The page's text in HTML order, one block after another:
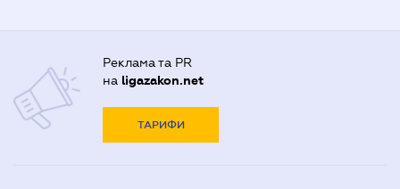
Реклама та PR
на ligazakon.net
ТАРИФИ